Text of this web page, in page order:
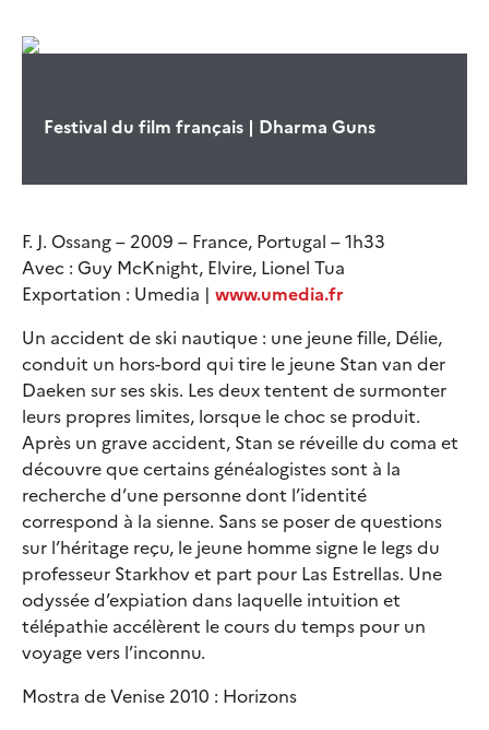
Festival du film français | Dharma Guns
F. J. Ossang – 2009 – France, Portugal – 1h33
Avec : Guy McKnight, Elvire, Lionel Tua
Exportation : Umedia | www.umedia.fr
Un accident de ski nautique : une jeune fille, Délie,
conduit un hors-bord qui tire le jeune Stan van der
Daeken sur ses skis. Les deux tentent de surmonter
leurs propres limites, lorsque le choc se produit.
Après un grave accident, Stan se réveille du coma et
découvre que certains généalogistes sont à la
recherche d’une personne dont l’identité
correspond à la sienne. Sans se poser de questions
sur l’héritage reçu, le jeune homme signe le legs du
professeur Starkhov et part pour Las Estrellas. Une
odyssée d’expiation dans laquelle intuition et
télépathie accélèrent le cours du temps pour un
voyage vers l’inconnu.
Mostra de Venise 2010 : Horizons